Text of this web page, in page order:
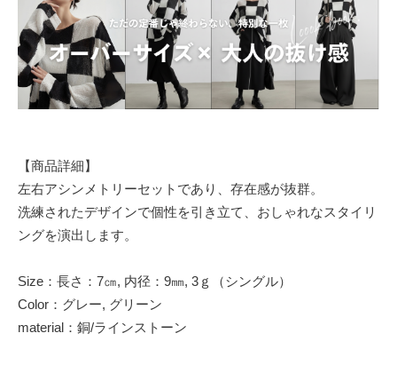
【商品詳細】
左右アシンメトリーセットであり、存在感が抜群。
洗練されたデザインで個性を引き立て、おしゃれなスタイリ
ングを演出します。
Size：長さ：7㎝, 内径：9㎜, 3ｇ（シングル）
Color：グレー, グリーン
material：銅/ラインストーン